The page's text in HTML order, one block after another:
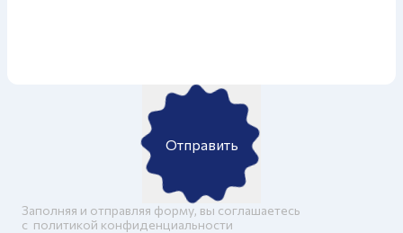
Отправить
Заполняя и отправляя форму, вы соглашаетесь
c политикой конфиденциальности